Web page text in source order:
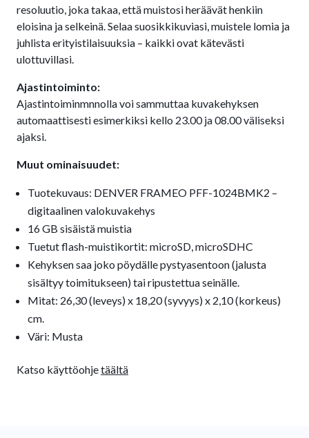
resoluutio, joka takaa, että muistosi heräävät henkiin
eloisina ja selkeinä. Selaa suosikkikuviasi, muistele lomia ja
juhlista erityistilaisuuksia – kaikki ovat kätevästi
ulottuvillasi.
Ajastintoiminto:
Ajastintoiminmnnolla voi sammuttaa kuvakehyksen
automaattisesti esimerkiksi kello 23.00 ja 08.00 väliseksi
ajaksi.
Muut ominaisuudet:
Tuotekuvaus: DENVER FRAMEO PFF-1024BMK2 –
digitaalinen valokuvakehys
16 GB sisäistä muistia
Tuetut flash-muistikortit: microSD, microSDHC
Kehyksen saa joko pöydälle pystyasentoon (jalusta
sisältyy toimitukseen) tai ripustettua seinälle.
Mitat: 26,30 (leveys) x 18,20 (syvyys) x 2,10 (korkeus)
cm.
Väri: Musta
Katso käyttöohjetäältä